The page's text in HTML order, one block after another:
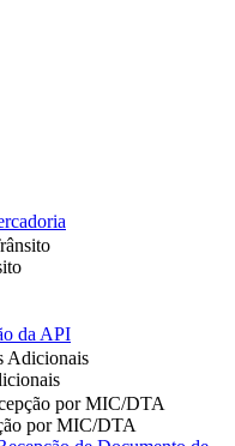
da API
Adicionais
por MIC/DTA
por MIC/DTA